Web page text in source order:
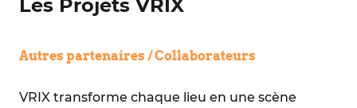
Les Projets VRIX
Autres partenaires / Collaborateurs
VRIX transforme chaque lieu en une scène